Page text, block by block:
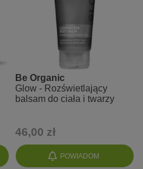
POWIADOM
Be Organic
Glow - Rozświetlający
balsam do ciała i twarzy
46,00 zł